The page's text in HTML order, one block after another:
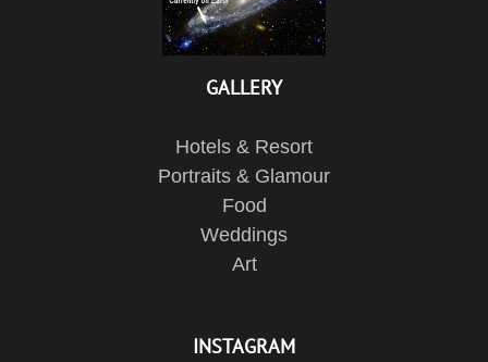
GALLERY
Hotels & Resort
Portraits & Glamour
Food
Weddings
Art
INSTAGRAM